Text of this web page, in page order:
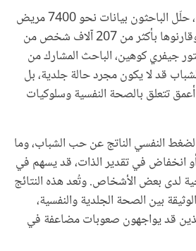
وللوصول إلى هذه النتائج، حلّل الباحثون بيانات نحو 7400 مريض
يعانون من حب الشباب، وقارنوها بأكثر من 207 آلاف شخص من
جيفري كوهين، الباحث المشارك من
قد لا يكون مجرد حالة جلدية، بل
تتعلق بالصحة النفسية وسلوكيات
النفسي الناتج عن حب الشباب، وما
انخفاض في تقدير الذات، قد يسهم في
لدى بعض الأشخاص. وتُعد هذه النتائج
بين الصحة الجلدية والنفسية،
قد يواجهون صعوبات مضاعفة في